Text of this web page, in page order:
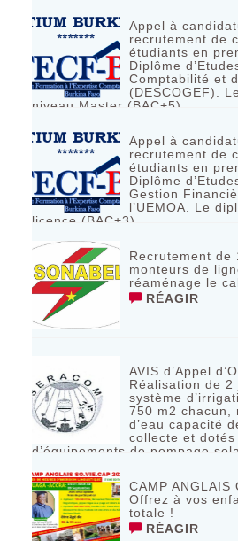
Appel à
recrutement de
étudiants en
Diplôme
Comptabilité et
(DESCOGEF).
niveau Master (BAC+5)
Appel à
recrutement de
étudiants en
Diplôme
Gestion
l’UEMOA. Le
licence (BAC+3)
Recrutement de
monteurs de
réaménage le
RÉAGIR
AVIS d’Appel
Réalisation de
système
750 m2 chacun,
d’eau capacité
collecte et dotés
d’équipements de pompage
RÉAGIR
CAMP ANGLAIS
Offrez à vos
totale !
RÉAGIR